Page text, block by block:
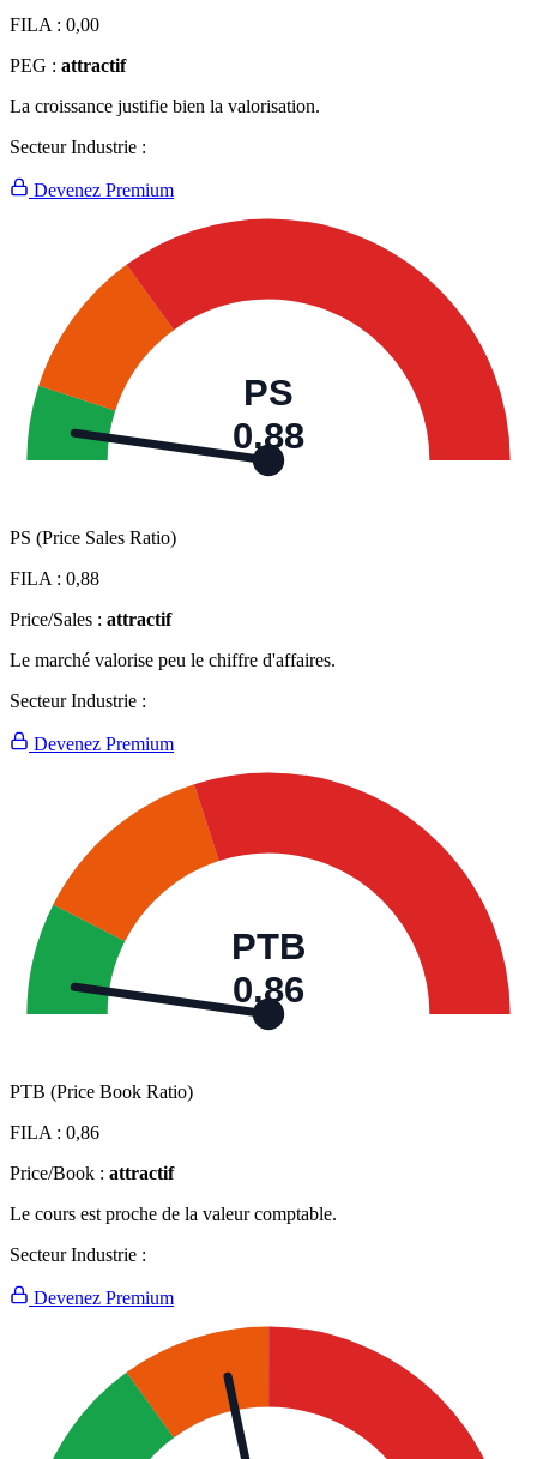
FILA : 0,00
PEG : attractif
La croissance justifie bien la valorisation.
Secteur Industrie :
Devenez Premium
PS
0,88
PS (Price Sales Ratio)
FILA : 0,88
Price/Sales : attractif
Le marché valorise peu le chiffre d'affaires.
Secteur Industrie :
Devenez Premium
PTB
0,86
PTB (Price Book Ratio)
FILA : 0,86
Price/Book : attractif
Le cours est proche de la valeur comptable.
Secteur Industrie :
Devenez Premium